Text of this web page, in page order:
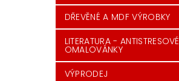
DŘEVĚNÉ A MDF VÝROBKY
LITERATURA - ANTISTRESOVÉ
OMALOVÁNKY
VÝPRODEJ